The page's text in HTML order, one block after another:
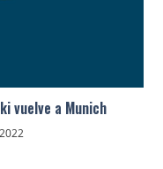
vuelve a Munich